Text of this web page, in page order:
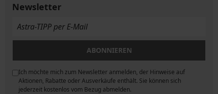
Newsletter
ABONNIEREN
Ich möchte mich zum Newsletter anmelden, der Hinweise auf
Aktionen, Rabatte oder Ausverkäufe enthält. Sie können sich
jederzeit kostenlos vom Bezug abmelden.